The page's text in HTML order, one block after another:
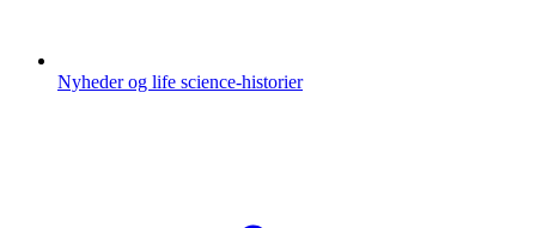
Nyheder og life science-historier